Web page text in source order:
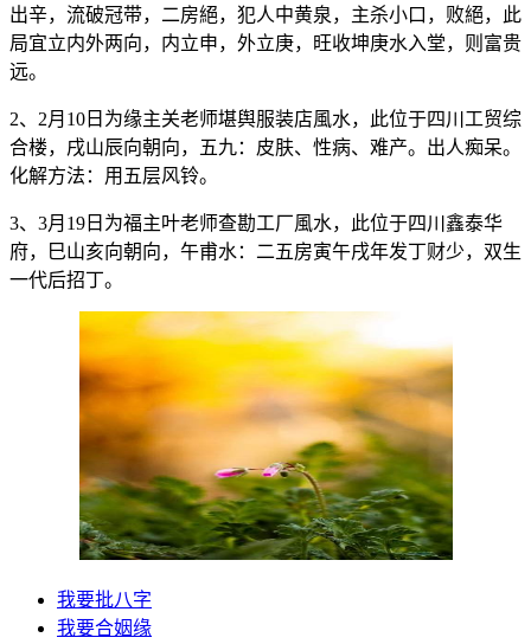
出辛，流破冠带，二房絕，犯人中黄泉，主杀小口，败絕，此
局宜立内外两向，内立申，外立庚，旺收坤庚水入堂，则富贵
远。
2、2月10日为缘主关老师堪舆服装店風水，此位于四川工贸综
合楼，戌山辰向朝向，五九：皮肤、性病、难产。出人痴呆。
化解方法：用五层风铃。
3、3月19日为福主叶老师查勘工厂風水，此位于四川鑫泰华
府，巳山亥向朝向，午甫水：二五房寅午戌年发丁财少，双生
一代后招丁。
我要批八字
我要合姻缘